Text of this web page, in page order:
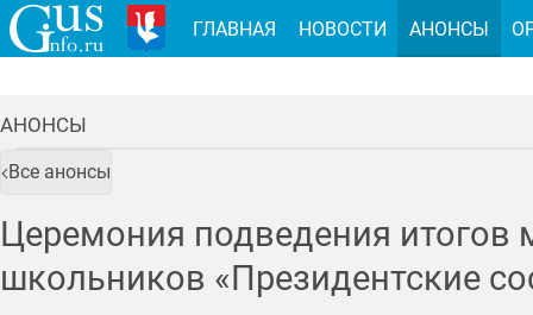
АНОНСЫ
Все анонсы
Церемония подведения итогов
школьников «Президентские
ГЛАВНАЯ НОВОСТИ АНОНСЫ